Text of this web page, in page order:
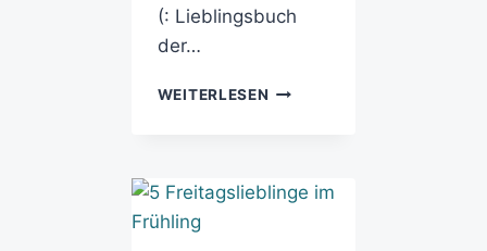
(: Lieblingsbuch
der…
WEITERLESEN